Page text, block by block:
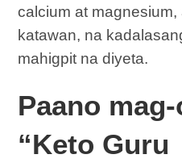
calcium at
katawan, na
mahigpit na diyeta.
Paano
“Keto Guru